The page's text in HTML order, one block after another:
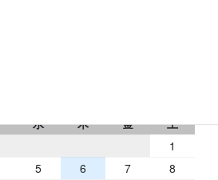
水 木 金
土
1
5 6 7
8